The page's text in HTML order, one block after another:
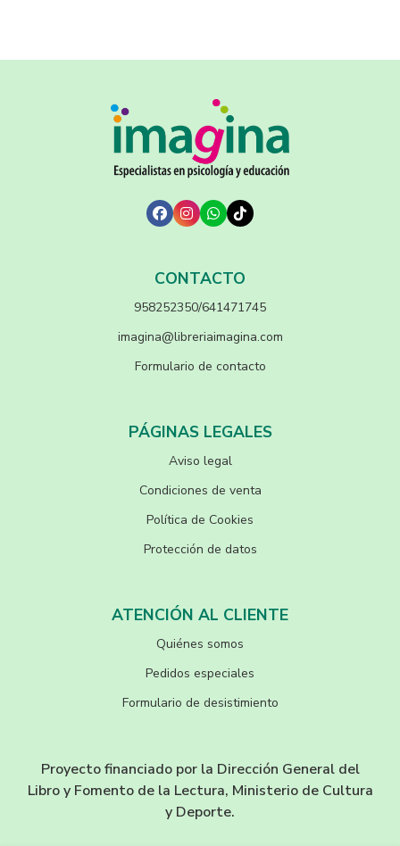
CONTACTO
958252350/641471745
imagina@libreriaimagina.com
Formulario de contacto
PÁGINAS LEGALES
Aviso legal
Condiciones de venta
Política de Cookies
Protección de datos
ATENCIÓN AL CLIENTE
Quiénes somos
Pedidos especiales
Formulario de desistimiento
Proyecto financiado por la Dirección General del
Libro y Fomento de la Lectura, Ministerio de Cultura
y Deporte.